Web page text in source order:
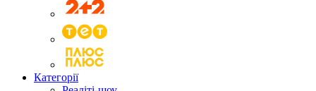
Категорії